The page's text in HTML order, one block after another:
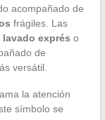
acompañado de
frágiles. Las
lavado exprés o
de
versátil.
la atención
símbolo se